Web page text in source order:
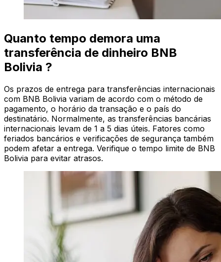
Quanto tempo demora uma
transferência de dinheiro BNB
Bolivia ?
Os prazos de entrega para transferências internacionais
com BNB Bolivia variam de acordo com o método de
pagamento, o horário da transação e o país do
destinatário. Normalmente, as transferências bancárias
internacionais levam de 1 a 5 dias úteis. Fatores como
feriados bancários e verificações de segurança também
podem afetar a entrega. Verifique o tempo limite de BNB
Bolivia para evitar atrasos.